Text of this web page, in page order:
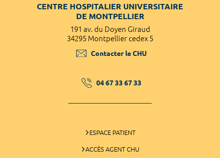
CENTRE HOSPITALIER UNIVERSITAIRE
DE MONTPELLIER
191 av. du Doyen Giraud
34295 Montpellier cedex 5
Contacter le CHU
04 67 33 67 33
ESPACE PATIENT
ACCÈS AGENT CHU